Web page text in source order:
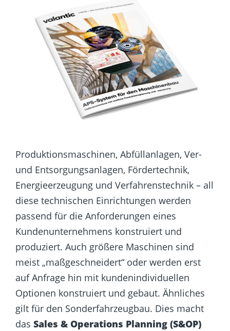
Produktionsmaschinen, Abfüllanlagen, Ver-
und Entsorgungsanlagen, Fördertechnik,
Energieerzeugung und Verfahrenstechnik – all
diese technischen Einrichtungen werden
passend für die Anforderungen eines
Kundenunternehmens konstruiert und
produziert. Auch größere Maschinen sind
meist „maßgeschneidert“ oder werden erst
auf Anfrage hin mit kundenindividuellen
Optionen konstruiert und gebaut. Ähnliches
gilt für den Sonderfahrzeugbau. Dies macht
das Sales & Operations Planning (S&OP)